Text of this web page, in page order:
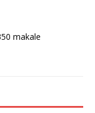
makale